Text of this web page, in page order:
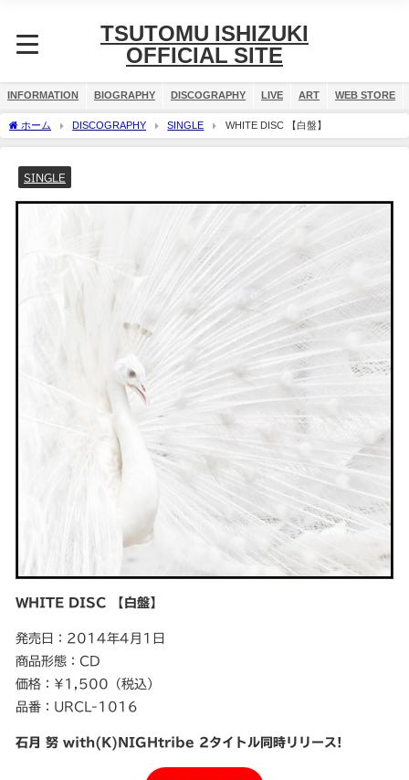
TSUTOMU ISHIZUKI
OFFICIAL SITE
INFORMATION BIOGRAPHY DISCOGRAPHY LIVE ART WEB STORE
ホーム DISCOGRAPHY SINGLE WHITE DISC 【白盤】
SINGLE
WHITE DISC 【白盤】
発売日：2014年4月1日
商品形態：CD
価格：¥1,500（税込）
品番：URCL-1016
石月 努 with(K)NIGHtribe 2タイトル同時リリース!